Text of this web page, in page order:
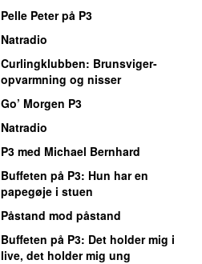
Pelle Peter på P3
Natradio
Curlingklubben: Brunsviger-
opvarmning og nisser
Go’ Morgen P3
Natradio
P3 med Michael Bernhard
Buffeten på P3: Hun har en
papegøje i stuen
Påstand mod påstand
Buffeten på P3: Det holder mig i
live, det holder mig ung